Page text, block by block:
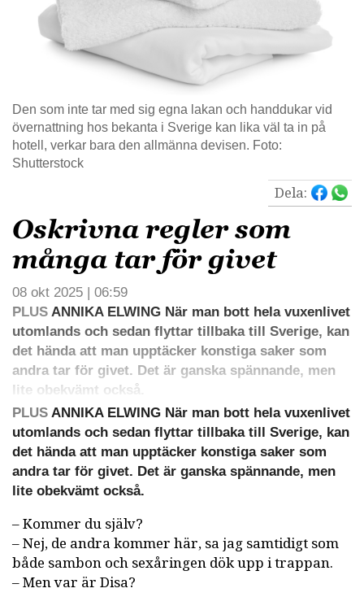
Den som inte tar med sig egna lakan och handdukar vid
övernattning hos bekanta i Sverige kan lika väl ta in på
hotell, verkar bara den allmänna devisen. Foto:
Shutterstock
Dela:
Oskrivna regler som
många tar för givet
08 okt 2025 | 06:59
PLUS ANNIKA ELWING När man bott hela vuxenlivet
utomlands och sedan flyttar tillbaka till Sverige, kan
det hända att man upptäcker konstiga saker som
andra tar för givet. Det är ganska spännande, men
lite obekvämt också.
PLUS ANNIKA ELWING När man bott hela vuxenlivet
utomlands och sedan flyttar tillbaka till Sverige, kan
det hända att man upptäcker konstiga saker som
andra tar för givet. Det är ganska spännande, men
lite obekvämt också.
– Kommer du själv?
– Nej, de andra kommer här, sa jag samtidigt som
både sambon och sexåringen dök upp i trappan.
– Men var är Disa?